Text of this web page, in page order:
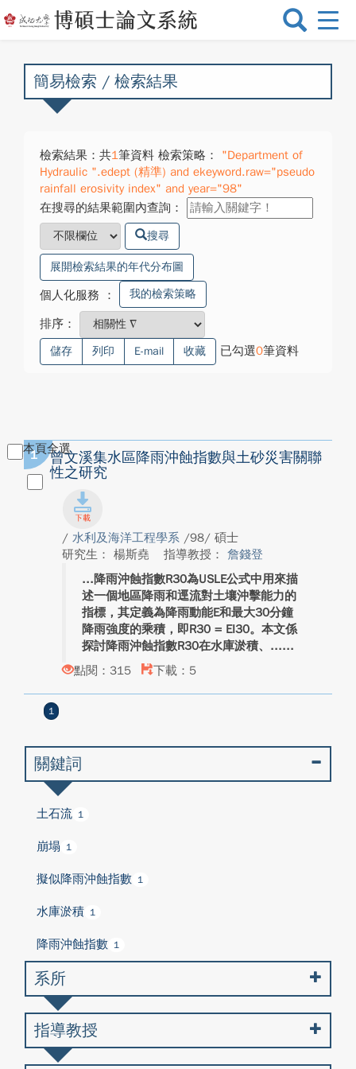
選
換
簡易檢索 / 檢索結果
檢索結果：共1筆資料 檢索策略：
"Department of
Hydraulic ".edept (精準) and ekeyword.raw="pseudo
rainfall erosivity index" and year="98"
在搜尋的結果範圍內查詢：
搜尋
展開檢索結果的年代分布圖
個人化服務 ： 我的檢索策略
排序：
儲存 列印 E-mail 收藏 已勾選0筆資料
本頁全選
1
曾文溪集水區降雨沖蝕指數與土砂災害關聯
性之研究
/ 水利及海洋工程學系 /98/ 碩士
研究生： 楊斯堯
指導教授： 詹錢登
降雨沖蝕指數R30為USLE公式中用來描
述一個地區降雨和逕流對土壤沖擊能力的
指標，其定義為降雨動能E和最大30分鐘
降雨強度的乘積，即R30 = EI30。本文係
探討降雨沖蝕指數R30在水庫淤積、...
點閱：315
下載：5
1
關鍵詞
土石流 1
崩塌 1
擬似降雨沖蝕指數 1
水庫淤積 1
降雨沖蝕指數 1
系所
指導教授